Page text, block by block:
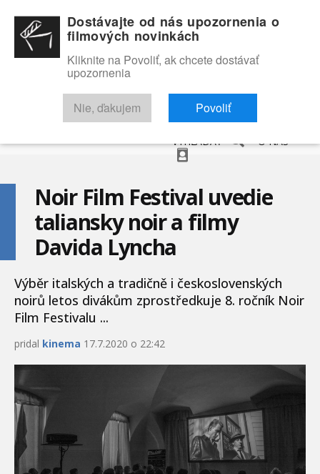
RECENZIE TRAILERY FILMOVÁ DATABÁZA
VYHĽADAŤ O NÁS
Noir Film Festival uvedie
taliansky noir a filmy
Davida Lyncha
Výběr italských a tradičně i československých
noirů letos divákům zprostředkuje 8. ročník Noir
Film Festivalu ...
pridal kinema 17.7.2020 o 22:42
Dostávajte od nás upozornenia o
filmových novinkách
Kliknite na Povoliť, ak chcete dostávať
upozornenia
Nie, ďakujem Povoliť